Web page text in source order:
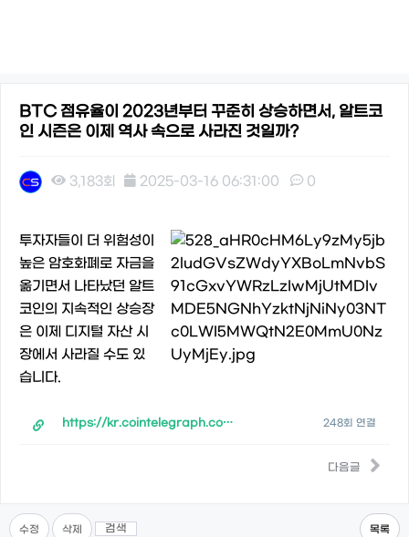
BTC 점유율이 2023년부터 꾸준히 상승하면서, 알트코
인 시즌은 이제 역사 속으로 사라진 것일까?
3,183회 2025-03-16 06:31:00 0
투자자들이 더 위험성이
높은 암호화폐로 자금을
옮기면서 나타났던 알트
코인의 지속적인 상승장
은 이제 디지털 자산 시
장에서 사라질 수도 있
습니다.
https://kr.cointelegraph.com/news/btc-dominance-steadily-rising-2023-a… 248회 연결
다음글
수정 삭제 검색 목록